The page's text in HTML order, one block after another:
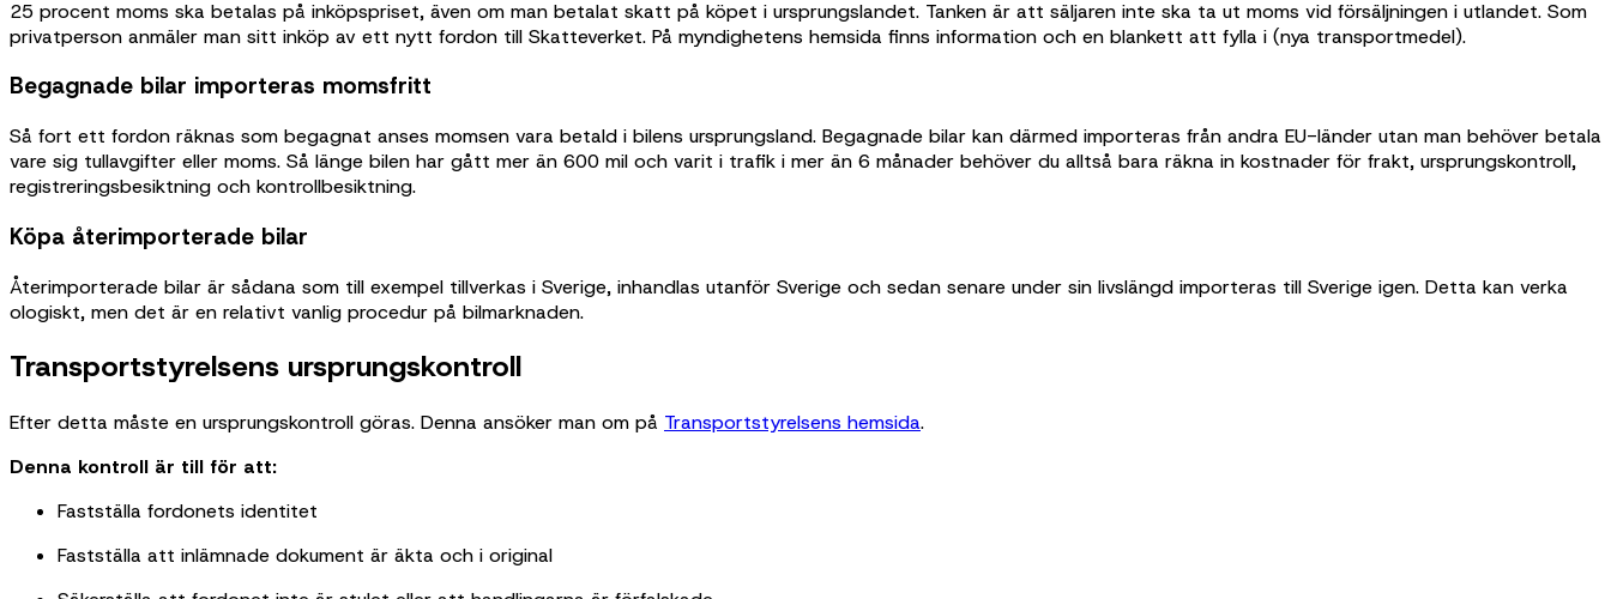
25 procent moms ska betalas på inköpspriset, även om man betalat skatt på köpet i ursprungslandet. Tanken är att säljaren inte ska ta ut moms vid försäljningen i utlandet. Som
privatperson anmäler man sitt inköp av ett nytt fordon till Skatteverket. På myndighetens hemsida finns information och en blankett att fylla i (nya transportmedel).
Begagnade bilar importeras momsfritt
Så fort ett fordon räknas som begagnat anses momsen vara betald i bilens ursprungsland. Begagnade bilar kan därmed importeras från andra EU-länder utan man behöver betala
vare sig tullavgifter eller moms. Så länge bilen har gått mer än 600 mil och varit i trafik i mer än 6 månader behöver du alltså bara räkna in kostnader för frakt, ursprungskontroll,
registreringsbesiktning och kontrollbesiktning.
Köpa återimporterade bilar
Återimporterade bilar är sådana som till exempel tillverkas i Sverige, inhandlas utanför Sverige och sedan senare under sin livslängd importeras till Sverige igen. Detta kan verka
ologiskt, men det är en relativt vanlig procedur på bilmarknaden.
Transportstyrelsens ursprungskontroll
Efter detta måste en ursprungskontroll göras. Denna ansöker man om på Transportstyrelsens hemsida.
Denna kontroll är till för att:
Fastställa fordonets identitet
Fastställa att inlämnade dokument är äkta och i original